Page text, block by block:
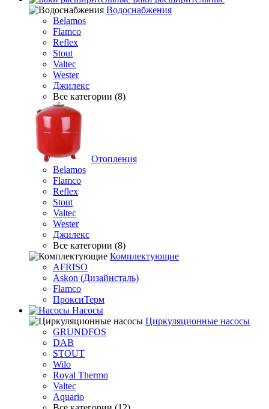
Водоснабжения
Belamos
Flamco
Reflex
Stout
Valtec
Wester
Джилекс
Все категории (8)
Отопления
Belamos
Flamco
Reflex
Stout
Valtec
Wester
Джилекс
Все категории (8)
Комплектующие
AFRISO
Askon (Дизайнсталь)
Flamco
ПроксиТерм
Насосы
Циркуляционные насосы
GRUNDFOS
DAB
STOUT
Wilo
Royal Thermo
Valtec
Aquario